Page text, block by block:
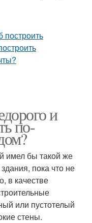
и
по-
имел бы такой же
пока что не
в качестве
или пустотелый
стены.